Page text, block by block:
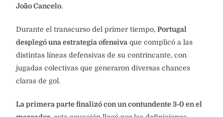
João Cancelo.
Durante el transcurso del primer tiempo, Portugal
desplegó una estrategia ofensiva que complicó a las
distintas líneas defensivas de su contrincante, con
jugadas colectivas que generaron diversas chances
claras de gol.
La primera parte finalizó con un contundente 3-0 en el